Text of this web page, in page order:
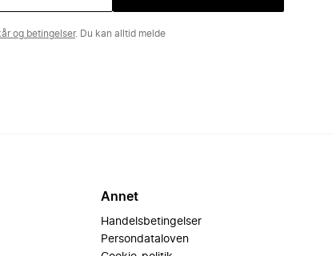
og betingelser. Du kan alltid melde
Annet
Handelsbetingelser
Persondataloven